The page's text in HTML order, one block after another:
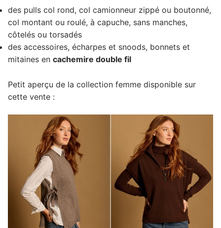
des pulls col rond, col camionneur zippé ou boutonné,
col montant ou roulé, à capuche, sans manches,
côtelés ou torsadés
des accessoires, écharpes et snoods, bonnets et
mitaines en cachemire double fil
Petit aperçu de la collection femme disponible sur
cette vente :